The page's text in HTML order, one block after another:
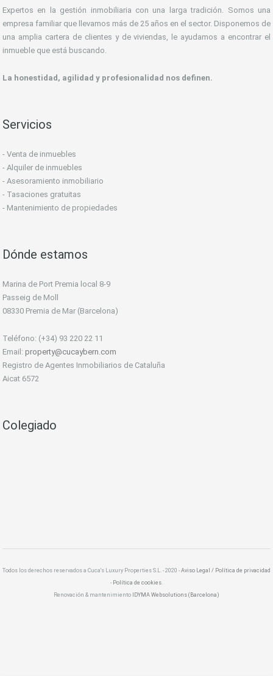
Expertos en la gestión inmobiliaria con una larga tradición. Somos una
empresa familiar que llevamos más de 25 años en el sector. Disponemos de
una amplia cartera de clientes y de viviendas, le ayudamos a encontrar el
inmueble que está buscando.
La honestidad, agilidad y profesionalidad nos definen.
Servicios
- Venta de inmuebles
- Alquiler de inmuebles
- Asesoramiento inmobiliario
- Tasaciones gratuitas
- Mantenimiento de propiedades
Dónde estamos
Marina de Port Premia local 8-9
Passeig de Moll
08330 Premia de Mar (Barcelona)
Teléfono: (+34) 93 220 22 11
Email: property@cucaybern.com
Registro de Agentes Inmobiliarios de Cataluña
Aicat 6572
Colegiado
Todos los derechos reservados a Cuca's Luxury Properties S.L. - 2020 -Aviso Legal / Política de privacidad
- Política de cookies.
Renovación & mantenimiento
IDYMA Websolutions (Barcelona)